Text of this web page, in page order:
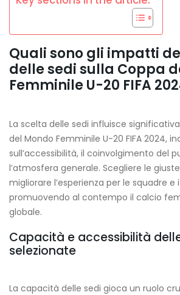
Quali sono gli impatti
delle sedi sulla Coppa
Femminile U-20 FIFA
La scelta delle sedi influisce
del Mondo Femminile U-20 FIFA 2024,
sull’accessibilità, il coinvolgimento del
l’atmosfera generale. Scegliere le
migliorare l’esperienza per le squadre e
promuovendo al contempo il calcio
globale.
Capacità e accessibilità
selezionate
La capacità delle sedi gioca un ruolo